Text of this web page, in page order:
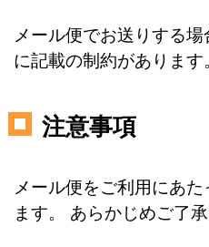
メール便でお送りする場
に記載の制約があります。
注意事項
メール便をご利用にあ
ます。 あらかじめご了承